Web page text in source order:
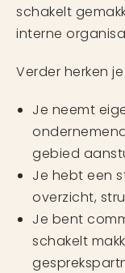
schakelt
interne
Verder herken
Je neemt
gebied
Je hebt een
overzicht,
Je bent
schakelt